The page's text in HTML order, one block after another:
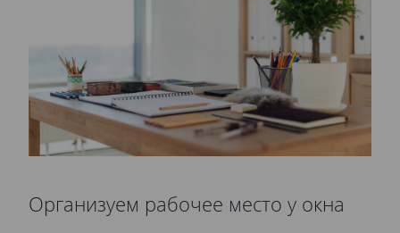
Организуем рабочее место у окна